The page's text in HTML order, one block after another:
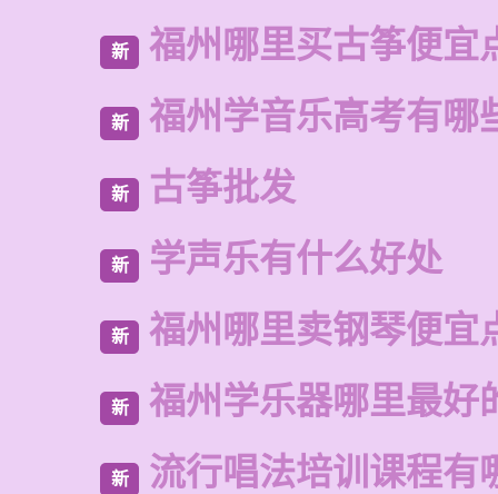
新 福州哪里买古筝便宜
新 福州学音乐高考有哪
新 古筝批发
新 学声乐有什么好处
新 福州哪里卖钢琴便宜
新 福州学乐器哪里最好
新 流行唱法培训课程有